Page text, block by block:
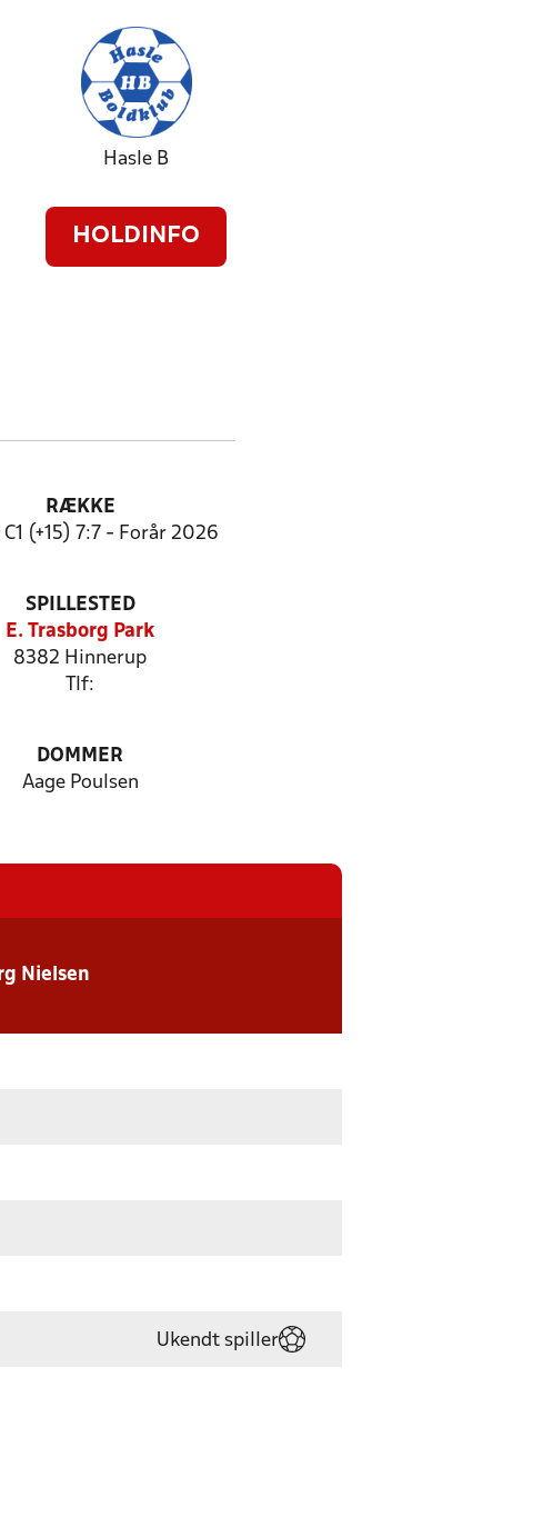
Hasle B
HOLDINFO
RÆKKE
C1 (+15) 7:7 - Forår 2026
SPILLESTED
E. Trasborg Park
8382 Hinnerup
Tlf:
DOMMER
Aage Poulsen
Nielsen
Ukendt spiller